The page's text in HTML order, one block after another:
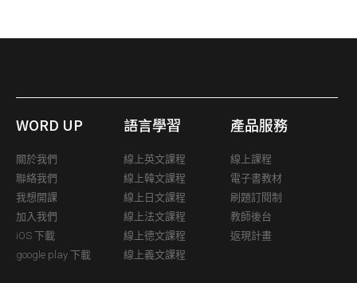
WORD UP
關於我們
聯絡我們
我想開課
加入我們
iOS 下載
google play 下載
語言學習
線上英文課程
線上韓文課程
線上日文課程
線上法文課程
線上德文課程
線上義文課程
產品服務
線上課程
電子書教材
刷題訂閱制
教師後台
返現計畫